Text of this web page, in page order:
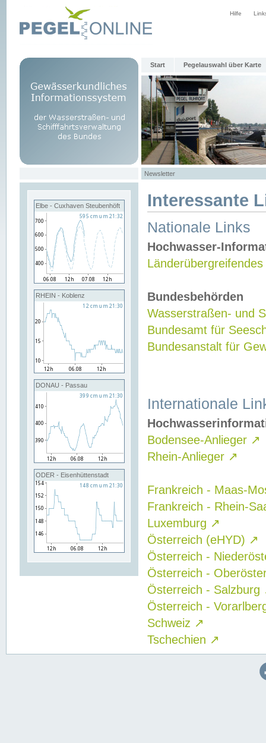
Hilfe
Start Pegelauswahl über Karte
Newsletter
Elbe - Cuxhaven Steubenhöft
RHEIN - Koblenz
DONAU - Passau
ODER - Eisenhüttenstadt
Interessante
Nationale Links
Hochwasser-
Bundesbehörden
Wasserstraßen- und
Bundesamt für
Bundesanstalt für
Internationale
Bodensee-Anlieger ↗
Rhein-Anlieger ↗
Frankreich - Maas-
Frankreich - Rhein-
Luxemburg ↗
Österreich (eHYD) ↗
Österreich -
Österreich -
Österreich - Salzburg
Österreich -
Schweiz ↗
Tschechien ↗